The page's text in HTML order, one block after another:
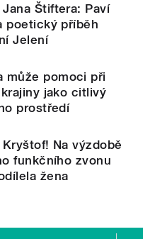
Štiftera: Paví
poetický příběh
Jelení
může pomoci při
jako citlivý
prostředí
Na výzdobě
funkčního zvonu
žena